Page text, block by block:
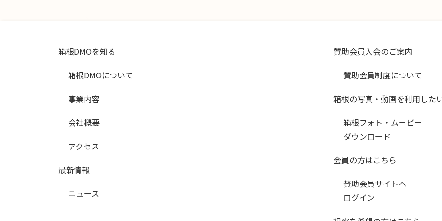
箱根DMOを知る
箱根DMOについて
事業内容
会社概要
アクセス
最新情報
ニュース
賛助会員入会のご案内
賛助会員制度について
箱根の写真・動画を利用した
箱根フォト・ムービー
ダウンロード
会員の方はこちら
賛助会員サイトへ
ログイン